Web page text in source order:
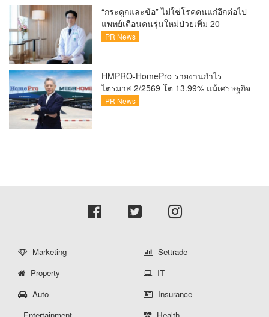
แล้ว
“กระดูกและข้อ” ไม่ใช่โรคคนแก่อีกต่อไป
แพทย์เตือนคนรุ่นใหม่ป่วยเพิ่ม 20-
30% เสี่ยง ‘ข้อเข่าเสื่อมก่อนวัย’ จาก
PR News
HMPRO-HomePro รายงานกำไร
ไตรมาส 2/2569 โต 13.99% แม้เศรษฐกิจ
ผันผวนเดินหน้าขยายสาขา เสริมพอร์ต
PR News
Marketing
Settrade
Property
IT
Auto
Insurance
Entertainment
Health